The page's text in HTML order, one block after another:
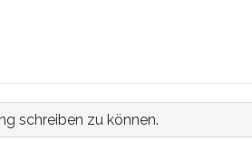
schreiben zu können.